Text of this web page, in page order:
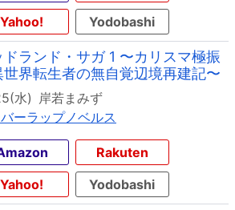
Yahoo!
Yodobashi
ドランド・サガ 1 〜カリスマ極振
世界転生者の無自覚辺境再建記〜
水) 岸若まみず
ーラップノベルス
Rakuten
Yahoo!
Yodobashi